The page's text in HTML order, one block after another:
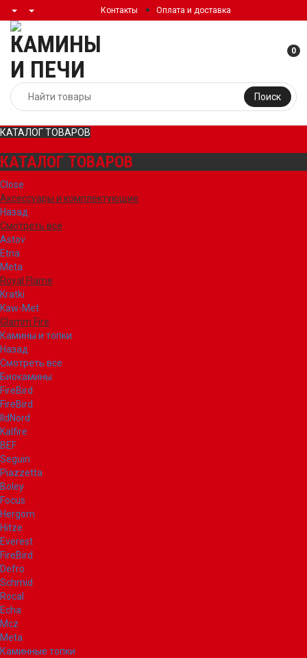
Контакты Оплата и доставка
Поиск
0
КАТАЛОГ ТОВАРОВ
КАТАЛОГ ТОВАРОВ
Close
Аксессуары и комплектующие
Назад
Смотреть все
Astov
Etna
Meta
Royal Flame
Kratki
Kaw-Met
Glamm Fire
Камины и топки
Назад
Смотреть все
Биокамины
FireBird
FireBird
IldNord
Kalfire
BEF
Seguin
Piazzetta
Boley
Focus
Hergom
Hitze
Everest
FireBird
Defro
Schmid
Rocal
Echa
Mcz
Meta
Каминные топки